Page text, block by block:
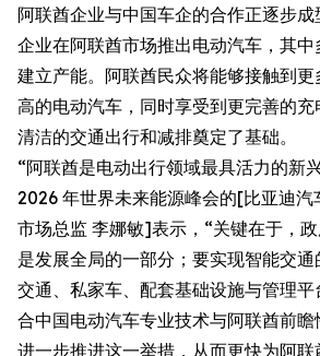
阿联酋企业与中国车企的合作正逐步
企业在阿联酋市场推出电动汽车，其
建立产能。阿联酋民众将能够接触到
高的电动汽车，同时享受到更完善的
清洁的交通出行和减排奠定了基础。
“阿联酋是电动出行领域最具活力的新
2026 年世界未来能源峰会的[比亚迪
市场总监 李娜敏]表示，“关键在于，
是发展全局的一部分；要实现智能交
交通、私家车、配套基础设施与管理
合中国电动汽车专业技术与阿联酋前
进一步推进这一举措，从而更快为阿